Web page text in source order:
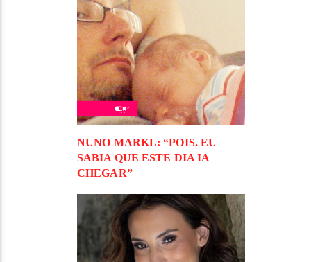
NUNO MARKL: “POIS. EU
SABIA QUE ESTE DIA IA
CHEGAR”